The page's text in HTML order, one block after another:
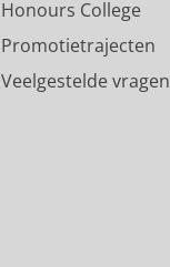
Honours College
Promotietrajecten
Veelgestelde vragen